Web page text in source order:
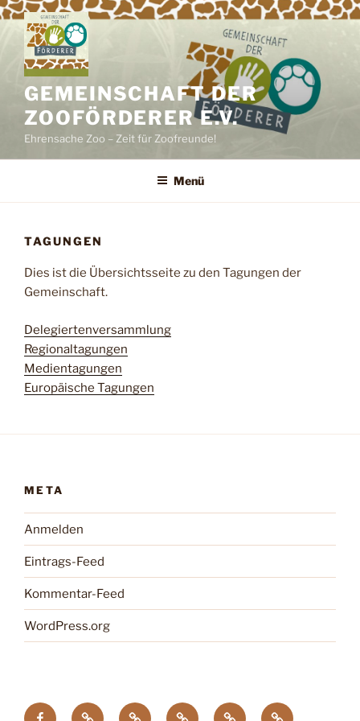
Zum
Inhalt
springen
GEMEINSCHAFT DER
ZOOFÖRDERER E.V.
Ehrensache Zoo – Zeit für Zoofreunde!
Menü
TAGUNGEN
Dies ist die Übersichtsseite zu den Tagungen der
Gemeinschaft.
Delegiertenversammlung
Regionaltagungen
Medientagungen
Europäische Tagungen
META
Anmelden
Eintrags-Feed
Kommentar-Feed
WordPress.org
facebookTagung Zootier VerbandDTG